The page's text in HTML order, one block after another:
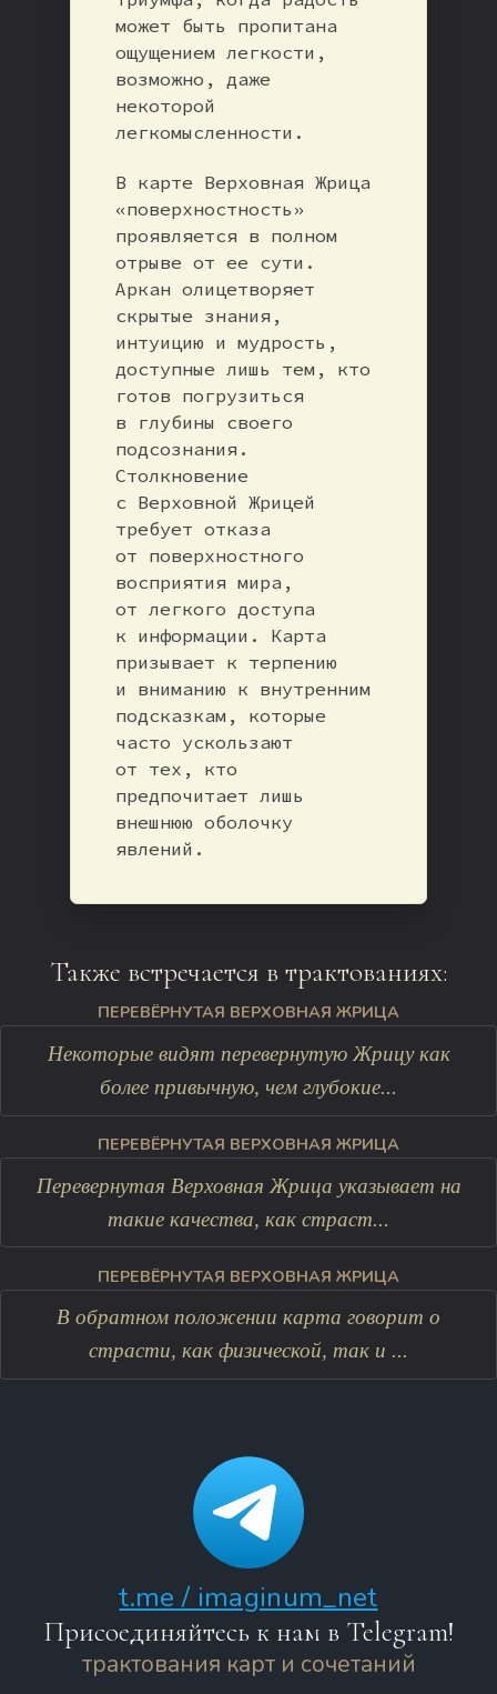
может быть пропитана
ощущением легкости,
возможно, даже
некоторой
легкомысленности.
В карте Верховная Жрица
«поверхностность»
проявляется в полном
отрыве от ее сути.
Аркан олицетворяет
скрытые знания,
интуицию и мудрость,
доступные лишь тем, кто
готов погрузиться
в глубины своего
подсознания.
Столкновение
с Верховной Жрицей
требует отказа
от поверхностного
восприятия мира,
от легкого доступа
к информации. Карта
призывает к терпению
и вниманию к внутренним
подсказкам, которые
часто ускользают
от тех, кто
предпочитает лишь
внешнюю оболочку
явлений.
Также встречается в трактованиях:
ПЕРЕВЁРНУТАЯ ВЕРХОВНАЯ ЖРИЦА
Некоторые видят перевернутую Жрицу как
более привычную, чем глубокие...
ПЕРЕВЁРНУТАЯ ВЕРХОВНАЯ ЖРИЦА
Перевернутая Верховная Жрица указывает на
такие качества, как страст...
ПЕРЕВЁРНУТАЯ ВЕРХОВНАЯ ЖРИЦА
В обратном положении карта говорит о
страсти, как физической, так и ...
t.me / imaginum_net
Присоединяйтесь к нам в Telegram!
трактования карт и сочетаний